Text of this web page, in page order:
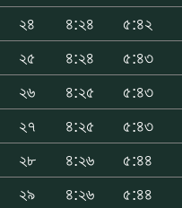
২৪
৪:২৪ ৫:৪২
২৫
৪:২৪ ৫:৪৩
২৬
৪:২৫ ৫:৪৩
২৭
৪:২৫ ৫:৪৩
২৮
৪:২৬ ৫:৪৪
২৯
৪:২৬ ৫:৪৪